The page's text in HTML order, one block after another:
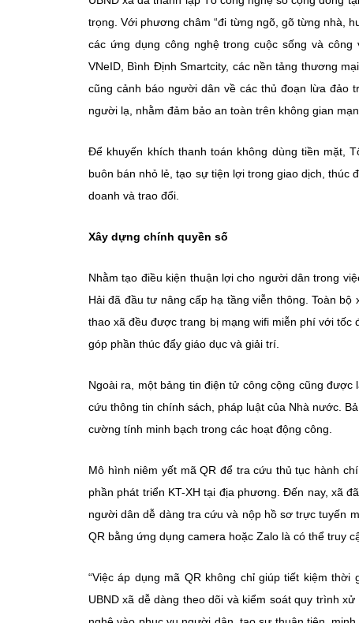
trọng. Với phương châm “đi từng ngõ, gõ từng nhà,
các ứng dụng công nghệ trong cuộc sống và
VNeID, Bình Định Smartcity, các nền tảng thương
cũng cảnh báo người dân về các thủ đoạn lừa đảo
người lạ, nhằm đảm bảo an toàn trên không gian
Để khuyến khích thanh toán không dùng tiền mặt,
buôn bán nhỏ lẻ, tạo sự tiện lợi trong giao dịch, thúc
doanh và trao đổi.
Xây dựng chính quyền số
Nhằm tạo điều kiện thuận lợi cho người dân trong
Hải đã đầu tư nâng cấp hạ tầng viễn thông. Toàn
thao xã đều được trang bị mạng wifi miễn phí với tốc
góp phần thúc đẩy giáo dục và giải trí.
Ngoài ra, một bảng tin điện tử công cộng cũng
cứu thông tin chính sách, pháp luật của Nhà nước.
cường tính minh bạch trong các hoạt động công.
Mô hình niêm yết mã QR để tra cứu thủ tục hành
phần phát triển KT-XH tại địa phương. Đến nay, xã
người dân dễ dàng tra cứu và nộp hồ sơ trực tuyến
QR bằng ứng dụng camera hoặc Zalo là có thể truy
“Việc áp dụng mã QR không chỉ giúp tiết kiệm
UBND xã dễ dàng theo dõi và kiểm soát quy trình